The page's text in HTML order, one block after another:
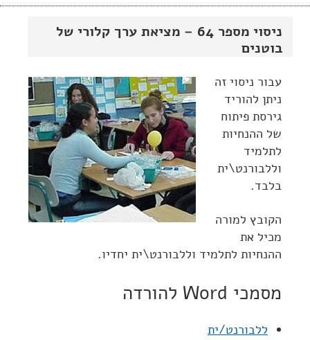
ניסוי מספר 64 – מציאת ערך קלורי של
בוטנים
עבור ניסוי זה
ניתן להוריד
גירסת פיתוח
של ההנחיות
לתלמיד
וללבורנט\ית
בלבד.
הקובץ למורה
מכיל את
ההנחיות לתלמיד וללבורנט\ית יחדיו.
מסמכי Word להורדה
ללבורנט/ית